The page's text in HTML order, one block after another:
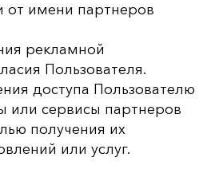
от имени партнеров
рекламной
Пользователя.
доступа Пользователю
или сервисы партнеров
получения их
или услуг.